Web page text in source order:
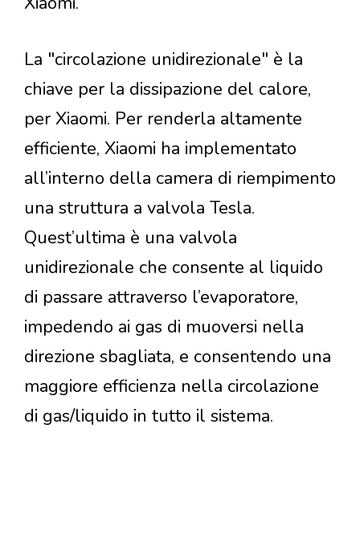
La "circolazione unidirezionale" è la
chiave per la dissipazione del calore,
per Xiaomi. Per renderla altamente
efficiente, Xiaomi ha implementato
all’interno della camera di riempimento
una struttura a valvola Tesla.
Quest’ultima è una valvola
unidirezionale che consente al liquido
di passare attraverso l’evaporatore,
impedendo ai gas di muoversi nella
direzione sbagliata, e consentendo una
maggiore efficienza nella circolazione
di gas/liquido in tutto il sistema.